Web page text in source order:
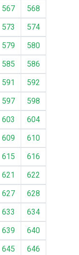
567
568
573
574
579
580
585
586
591
592
597
598
603
604
609
610
615
616
621
622
627
628
633
634
639
640
645
646